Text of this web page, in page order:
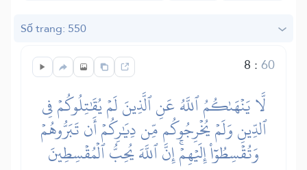
Số trang: 550
8 :60
لَّا يَنۡهَىٰكُمُ ٱللَّهُ عَنِ ٱلَّذِينَ لَمۡ يُقَٰتِلُوكُمۡ فِي
ٱلدِّينِ وَلَمۡ يُخۡرِجُوكُم مِّن دِيَٰرِكُمۡ أَن تَبَرُّوهُمۡ
وَتُقۡسِطُوٓاْ إِلَيۡهِمۡۚ إِنَّ ٱللَّهَ يُحِبُّ ٱلۡمُقۡسِطِينَ